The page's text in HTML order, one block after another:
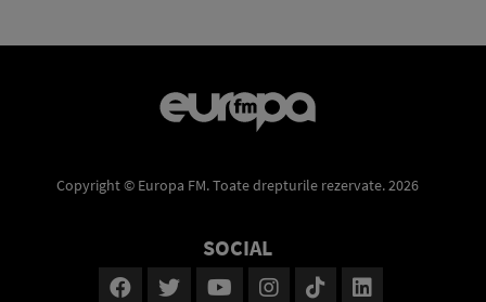
Copyright © Europa FM. Toate drepturile rezervate. 2026
SOCIAL